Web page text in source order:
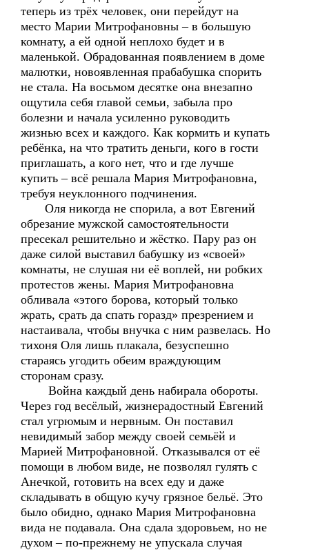
теперь из трёх человек, они перейдут на
место Марии Митрофановны – в большую
комнату, а ей одной неплохо будет и в
маленькой. Обрадованная появлением в доме
малютки, новоявленная прабабушка спорить
не стала. На восьмом десятке она внезапно
ощутила себя главой семьи, забыла про
болезни и начала усиленно руководить
жизнью всех и каждого. Как кормить и купать
ребёнка, на что тратить деньги, кого в гости
приглашать, а кого нет, что и где лучше
купить – всё решала Мария Митрофановна,
требуя неуклонного подчинения.
Оля никогда не спорила, а вот Евгений
обрезание мужской самостоятельности
пресекал решительно и жёстко. Пару раз он
даже силой выставил бабушку из «своей»
комнаты, не слушая ни её воплей, ни робких
протестов жены. Мария Митрофановна
обливала «этого борова, который только
жрать, срать да спать горазд» презрением и
настаивала, чтобы внучка с ним развелась. Но
тихоня Оля лишь плакала, безуспешно
стараясь угодить обеим враждующим
сторонам сразу.
Война каждый день набирала обороты.
Через год весёлый, жизнерадостный Евгений
стал угрюмым и нервным. Он поставил
невидимый забор между своей семьёй и
Марией Митрофановной. Отказывался от её
помощи в любом виде, не позволял гулять с
Анечкой, готовить на всех еду и даже
складывать в общую кучу грязное бельё. Это
было обидно, однако Мария Митрофановна
вида не подавала. Она сдала здоровьем, но не
духом – по-прежнему не упускала случая